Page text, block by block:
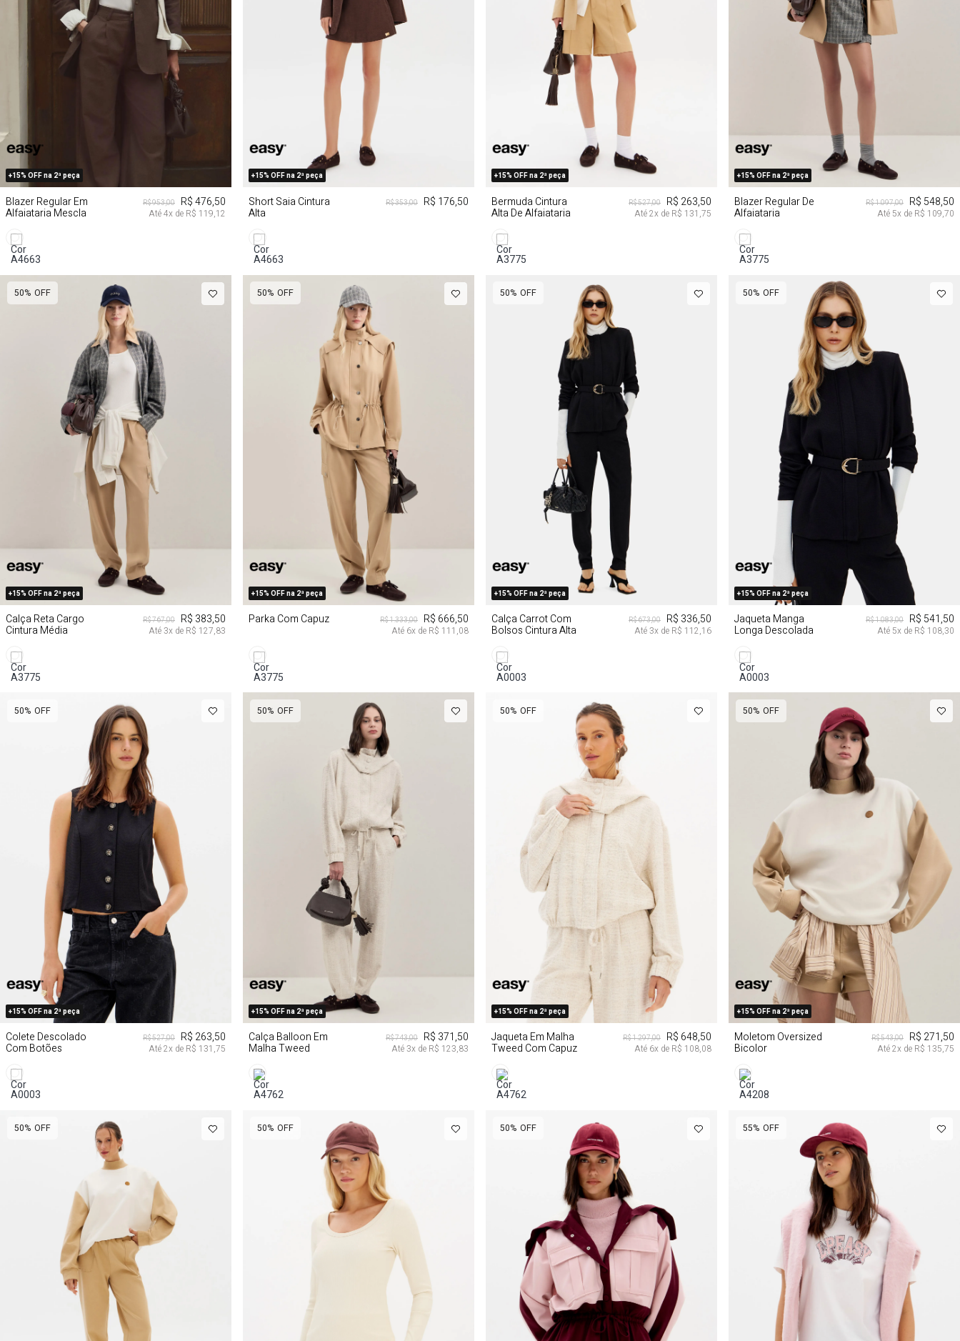
M
+15% OFF na 2ª peça
Blazer Regular Em
Alfaiataria Mescla
R$ 953,00 R$ 476,50
Até4x de R$ 119,12
GG
+15% OFF na 2ª peça
Short Saia Cintura
Alta
R$ 353,00 R$ 176,50
PP P G
+15% OFF na 2ª peça
Bermuda Cintura
Alta De Alfaiataria
R$ 527,00 R$ 263,50
Até2x de R$ 131,75
P M G GG
+15% OFF na 2ª peça
Blazer Regular De
Alfaiataria
R$ 1.097,00 R$ 548,50
Até 5x de R$ 109,70
PP P M G
+15% OFF na 2ª peça
50% OFF
Calça Reta Cargo
Cintura Média
R$ 767,00 R$ 383,50
Até 3x de R$ 127,83
P G
+15% OFF na 2ª peça
50% OFF
Parka Com Capuz R$ 1.333,00 R$ 666,50
Até 6x de R$ 111,08
P GG
+15% OFF na 2ª peça
50% OFF
Calça Carrot Com
Bolsos Cintura Alta
R$ 673,00 R$ 336,50
Até 3x de R$ 112,16
G GG
+15% OFF na 2ª peça
50% OFF
Jaqueta Manga
Longa Descolada
R$ 1.083,00 R$ 541,50
Até 5x de R$ 108,30
+15% OFF na 2ª peça
50% OFF
Colete Descolado
Com Botões
R$ 527,00 R$ 263,50
Até2x de R$ 131,75
G GG
+15% OFF na 2ª peça
50% OFF
Calça Balloon Em
Malha Tweed
R$ 743,00 R$ 371,50
Até 3x de R$ 123,83
M
+15% OFF na 2ª peça
50% OFF
Jaqueta Em Malha
Tweed Com Capuz
R$ 1.297,00 R$ 648,50
Até 6x de R$ 108,08
P M GG
+15% OFF na 2ª peça
50% OFF
Moletom Oversized
Bicolor
R$ 543,00 R$ 271,50
Até2x de R$ 135,75
50% OFF 50% OFF 50% OFF 55% OFF